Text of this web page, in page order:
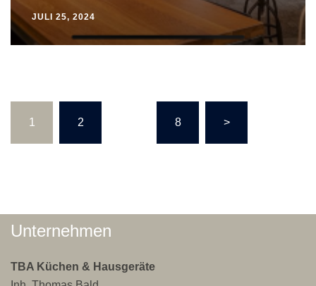
JULI 25, 2024
Seitennummerierung
1 2 8 >
Unternehmen
TBA Küchen & Hausgeräte